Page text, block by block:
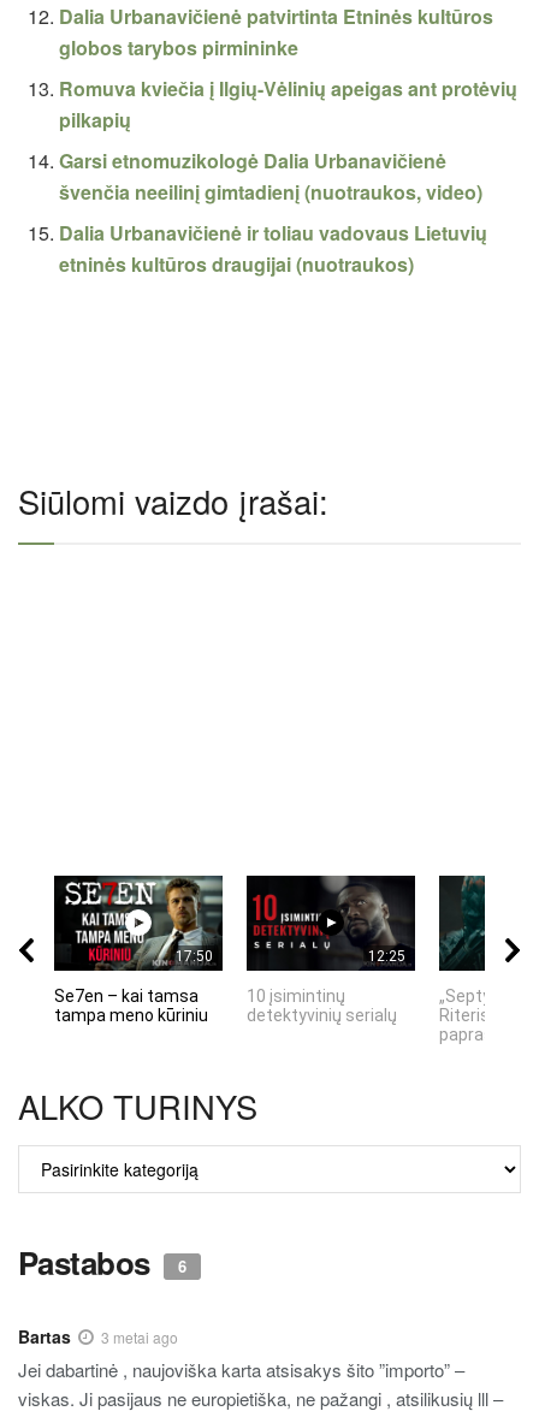
Dalia Urbanavičienė patvirtinta Etninės kultūros
globos tarybos pirmininke
Romuva kviečia į Ilgių-Vėlinių apeigas ant protėvių
pilkapių
Garsi etnomuzikologė Dalia Urbanavičienė
švenčia neeilinį gimtadienį (nuotraukos, video)
Dalia Urbanavičienė ir toliau vadovaus Lietuvių
etninės kultūros draugijai (nuotraukos)
Siūlomi vaizdo įrašai:
17:50
Se7en – kai tamsa
tampa meno kūriniu
12:25
10 įsimintinų
detektyvinių serialų
„Septynių
Riteris" – kai
ALKO TURINYS
TURINYS
Pastabos 6
Bartas 3 metai ago
Jei dabartinė , naujoviška karta atsisakys šito ”importo” –
viskas. Ji pasijaus ne europietiška, ne pažangi , atsilikusių lll –